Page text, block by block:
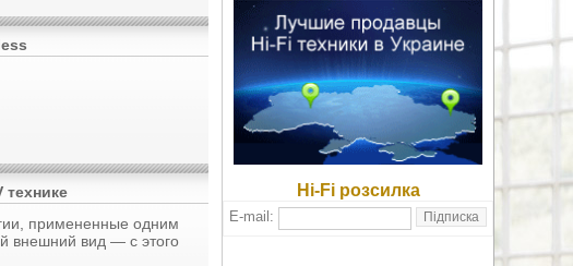
примененные одним
внешний вид — с этого
Hi-Fi розсилка
E-mail: